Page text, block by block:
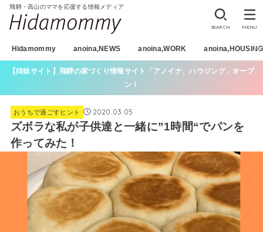
飛騨・高山のママを応援する情報メディア
Hidamommy anoina,NEWS anoina,WORK anoina,HOUSING
SEARCH MENU
【姉妹サイト】飛騨の家づくり情報サイト「アノイナ、ハウジング」オープ
ン！
おうちで過ごすヒント 2020.03.05
ズボラな私が子供達と一緒に”1時間“でパンを
作ってみた！